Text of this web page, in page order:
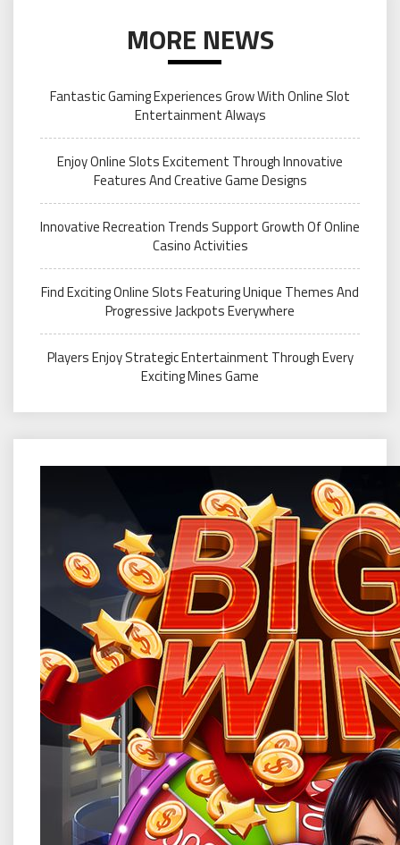
MORE NEWS
Fantastic Gaming Experiences Grow With Online Slot
Entertainment Always
Enjoy Online Slots Excitement Through Innovative
Features And Creative Game Designs
Innovative Recreation Trends Support Growth Of Online
Casino Activities
Find Exciting Online Slots Featuring Unique Themes And
Progressive Jackpots Everywhere
Players Enjoy Strategic Entertainment Through Every
Exciting Mines Game